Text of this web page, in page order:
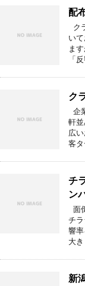
配
ク
い
ま
「
ク
企
軒
広
客
チ
ン
面
チ
響
大
新